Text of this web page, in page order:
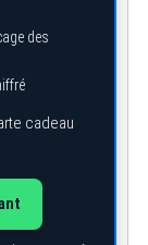
des
cadeau